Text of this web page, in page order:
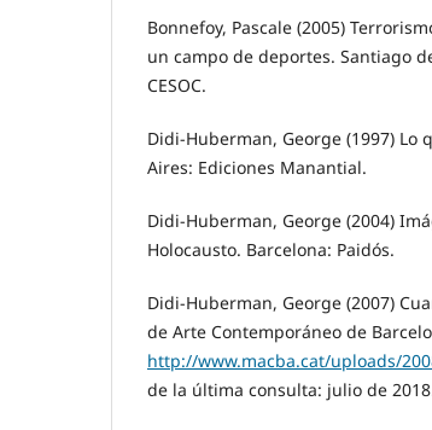
Bonnefoy, Pascale (2005)
un campo de deportes. Santiago
CESOC.
Didi-Huberman, George (1997) Lo
Aires: Ediciones Manantial.
Didi-Huberman, George (2004)
Holocausto. Barcelona: Paidós.
Didi-Huberman, George (2007)
de Arte Contemporáneo de
http://www.macba.cat/uploads/
de la última consulta: julio de